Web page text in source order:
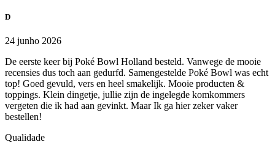
D
24 junho 2026
De eerste keer bij Poké Bowl Holland besteld. Vanwege de mooie
recensies dus toch aan gedurfd. Samengestelde Poké Bowl was echt
top! Goed gevuld, vers en heel smakelijk. Mooie producten &
toppings. Klein dingetje, jullie zijn de ingelegde komkommers
vergeten die ik had aan gevinkt. Maar Ik ga hier zeker vaker
bestellen!
Qualidade